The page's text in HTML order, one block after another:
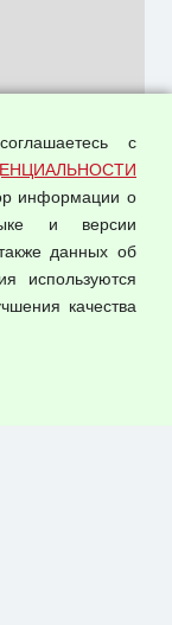
с
информации о
и версии
данных об
используются
качества